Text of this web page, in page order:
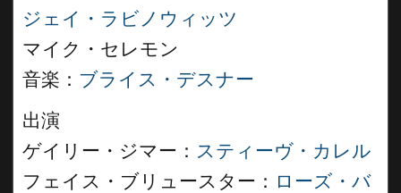
ジェイ・ラビノウィッツ
マイク・セレモン
音楽： ブライス・デスナー
出演
ゲイリー・ジマー： スティーヴ・カレル
フェイス・ブリュースター： ローズ・バ